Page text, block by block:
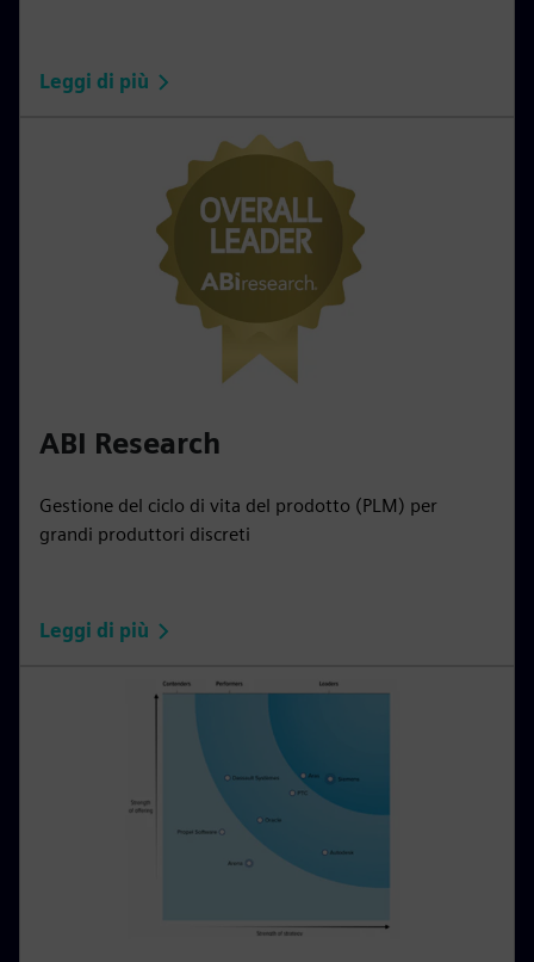
Leggi di più
ABI Research
Gestione del ciclo di vita del prodotto (PLM) per
grandi produttori discreti
Leggi di più